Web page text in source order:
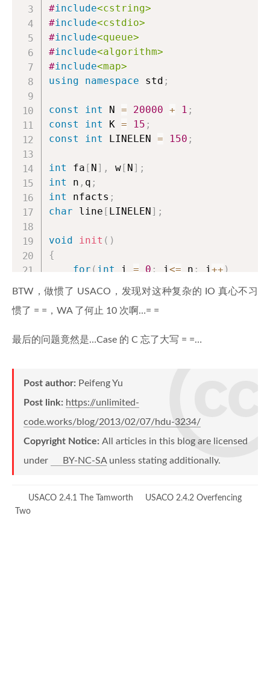
#include<cstring>
#include<cstdio>
#include<queue>
#include<algorithm>
#include<map>
using
namespace std ;
const int N = 20000 + 1 ;
const
int K = 15 ;
const
int LINELEN = 150 ;
int fa [ N] , w[ N] ;
int n , q ;
int nfacts ;
char line [ LINELEN] ;
void init ( )
{
for ( int i = 0 ; i <= n ; i ++ )
;
memset( w , 0, sizeof(w) );
}
{
if( x != fa[
int t = fa[x];
        fa
[ x] = Find( fa[x]) ;
        w
[ x] ^= w[t] ;
}
BTW，做惯了 USACO，发现对这种复杂的 IO 真心不习
惯了 = =，WA 了何止 10 次啊…= =
最后的问题竟然是…Case 的 C 忘了大写 = =…
Post author: Peifeng Yu
Post link: https://unlimited-
code.works/blog/2013/02/07/hdu-3234/
Copyright Notice: All articles in this blog are licensed
under
BY-NC-SAunless stating additionally.
USACO 2.4.1 The Tamworth
Two
USACO 2.4.2 Overfencing